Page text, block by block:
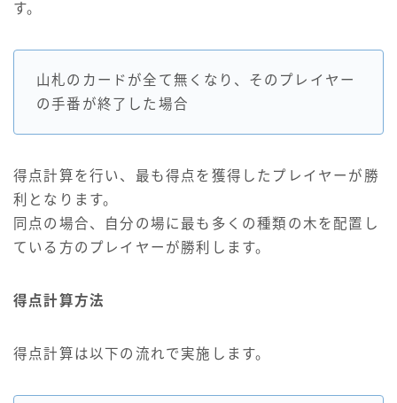
す。
山札のカードが全て無くなり、そのプレイヤー
の手番が終了した場合
得点計算を行い、最も得点を獲得したプレイヤーが勝
利となります。
同点の場合、自分の場に最も多くの種類の木を配置し
ている方のプレイヤーが勝利します。
得点計算方法
得点計算は以下の流れで実施します。